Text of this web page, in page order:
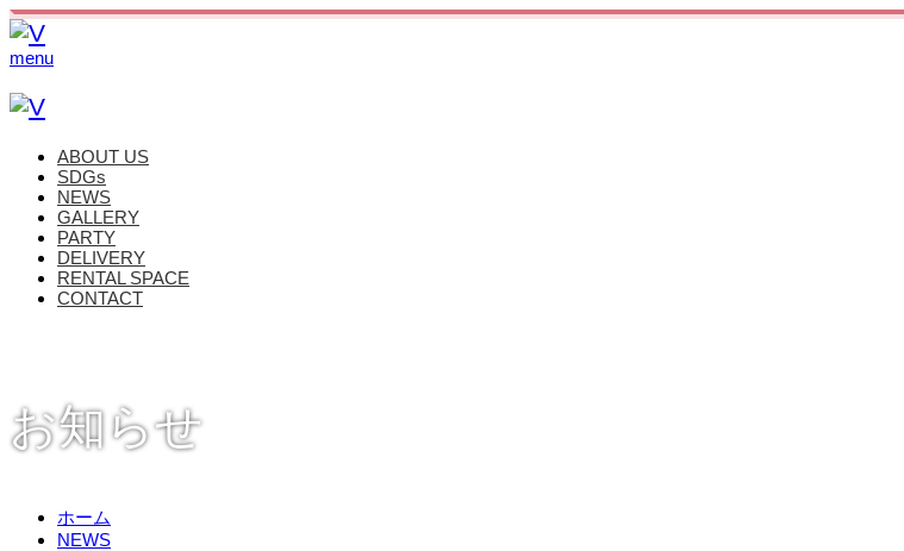
menu
ABOUT US
SDGs
NEWS
GALLERY
PARTY
DELIVERY
RENTAL SPACE
CONTACT
お知らせ
ホーム
NEWS